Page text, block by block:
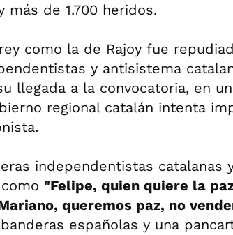
más de 1.700 heridos.
como la de Rajoy fue
y antisistema
llegada a la convocatoria, en un
regional catalán intenta
independentistas catalanas
"Felipe, quien quiere la
queremos paz, no
españolas y una